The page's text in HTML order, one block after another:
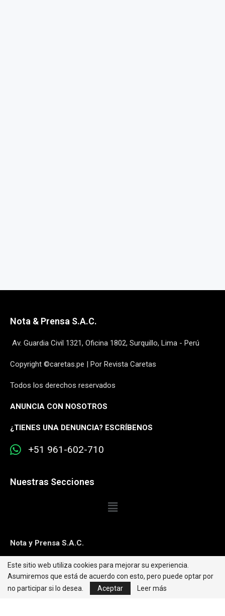
Nota & Prensa S.A.C.
Av. Guardia Civil 1321, Oficina 1802, Surquillo, Lima - Perú
Copyright ©caretas.pe | Por Revista Caretas
Todos los derechos reservados
ANUNCIA CON NOSOTROS
¿ TIENES UNA DENUNCIA? ESCRÍBENOS
+51 961-602-710
Nuestras Secciones
Nota y Prensa S.A.C.
Contacto:editorweb@caretas.com.pe
Síguenos:
Este sitio web utiliza cookies para mejorar su experiencia.
Asumiremos que está de acuerdo con esto, pero puede optar por
no participar si lo desea.
Aceptar Leer más